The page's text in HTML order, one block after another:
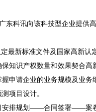
科讯向该科技型企业提供
最新标准文件及国家高新
知识产权数量和效果契合高
握申请企业的业务规模及业
项目设计。
安排规划——合同签署——